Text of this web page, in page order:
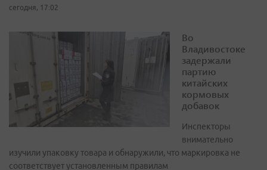
сегодня, 17:02
Во
Владивостоке
задержали
партию
китайских
кормовых
добавок
Инспекторы
внимательно
изучили упаковку товара и обнаружили, что маркировка не
соответствует установленным правилам